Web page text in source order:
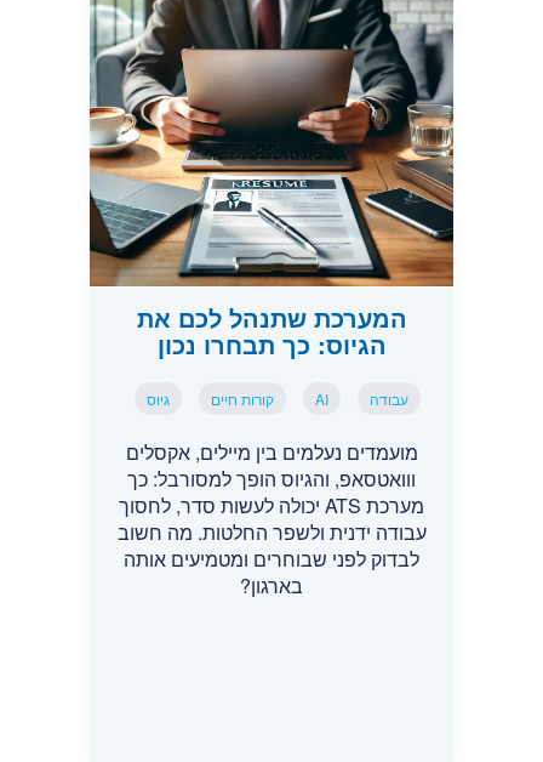
המערכת שתנהל לכם את
הגיוס: כך תבחרו נכון
עבודה AI קורות חיים גיוס
מועמדים נעלמים בין מיילים, אקסלים
ווואטסאפ, והגיוס הופך למסורבל: כך
מערכת ATS יכולה לעשות סדר, לחסוך
עבודה ידנית ולשפר החלטות. מה חשוב
לבדוק לפני שבוחרים ומטמיעים אותה
בארגון?